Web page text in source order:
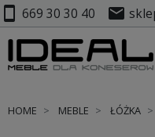
smartphone 669 30 30 40 mail
HOME MEBLE ŁÓŻKA